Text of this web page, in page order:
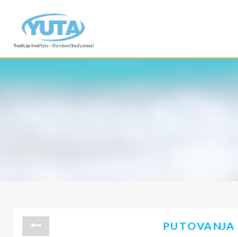
PUTOVANJA